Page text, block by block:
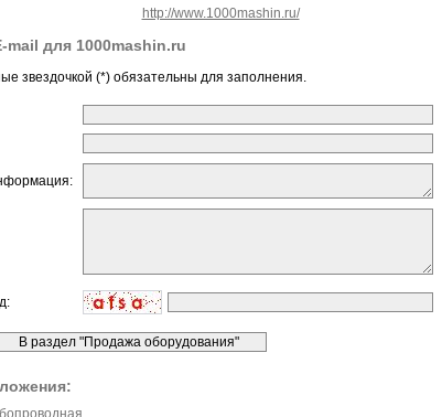
http://www.1000mashin.ru/
mail для 1000mashin.ru
звездочкой (*) обязательны для заполнения.